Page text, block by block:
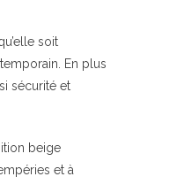
soit
En plus
sécurité et
beige
et à